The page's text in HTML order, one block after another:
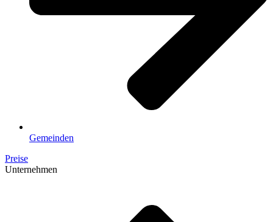
Gemeinden
Preise
Unternehmen